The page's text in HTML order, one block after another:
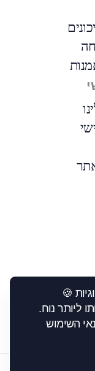
🍪
ליותר נוח.
השימוש